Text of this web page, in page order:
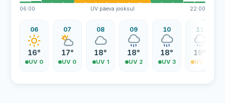
06:00 UV päeva jooksul 22:00
06
16°
UV 0
07
17°
UV 0
08
18°
UV 1
09
18°
UV 2
10
18°
UV 3
11
19°
UV 4